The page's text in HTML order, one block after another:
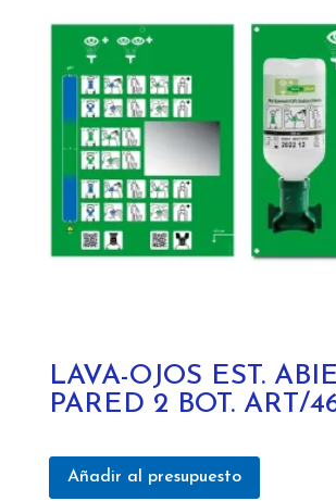
LAVA-OJOS EST.
PARED 2 BOT. ART/
Añadir al presupuesto